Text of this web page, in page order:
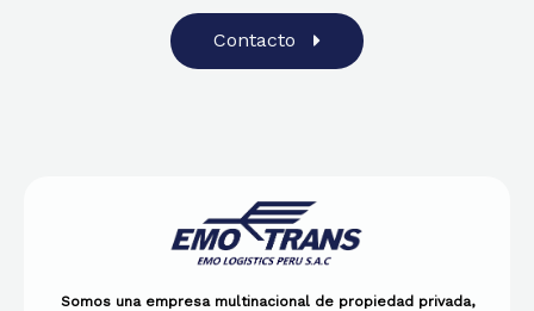
Contacto
Somos una empresa multinacional de propiedad privada,